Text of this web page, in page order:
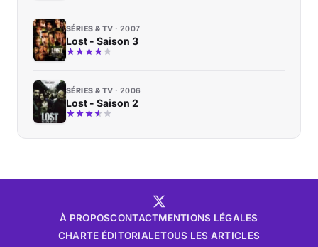
SÉRIES & TV 2007
Lost - Saison 3
SÉRIES & TV 2006
Lost - Saison 2
À PROPOSCONTACTMENTIONS LÉGALES
CHARTE ÉDITORIALETOUS LES ARTICLES